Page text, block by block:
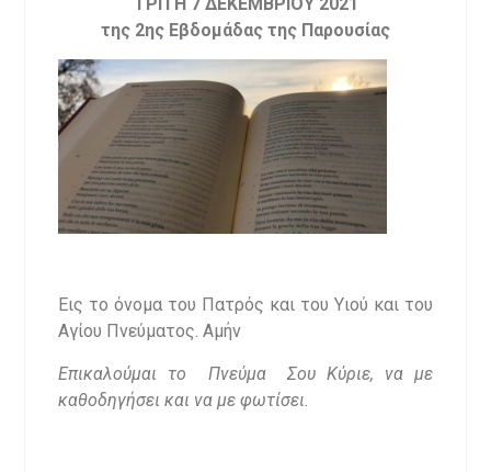
της 2ης Εβδομάδας της Παρουσίας
Εις το όνομα του Πατρός και του Υιού και του
Αγίου Πνεύματος. Αμήν
Επικαλούμαι το Πνεύμα Σου Κύριε, να με
καθοδηγήσει και να με φωτίσει.